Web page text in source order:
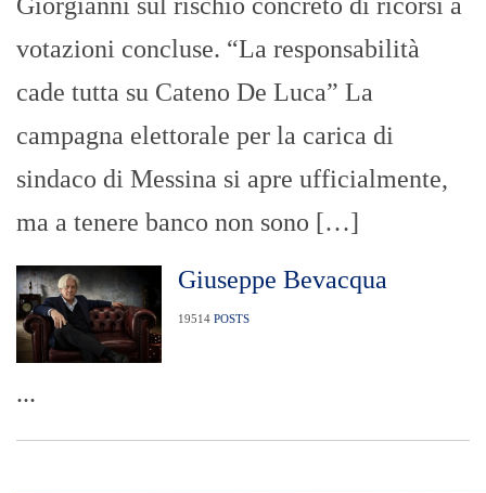
Giorgianni sul rischio concreto di ricorsi a
votazioni concluse. “La responsabilità
cade tutta su Cateno De Luca” La
campagna elettorale per la carica di
sindaco di Messina si apre ufficialmente,
ma a tenere banco non sono […]
Giuseppe Bevacqua
19514 POSTS
...